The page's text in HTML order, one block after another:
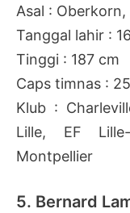
Asal :
Tanggal lahir :
Tinggi : 187 cm
Caps timnas :
Klub :
Lille, EF Lille-
Montpellier
5. Bernard